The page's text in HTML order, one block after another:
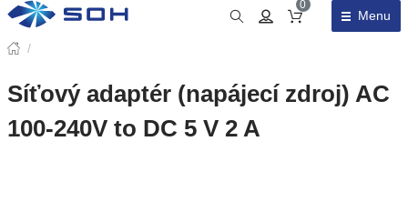
Obsah košíku
0
Menu
/
Síťový adaptér (napájecí zdroj) AC
100-240V to DC 5 V 2 A